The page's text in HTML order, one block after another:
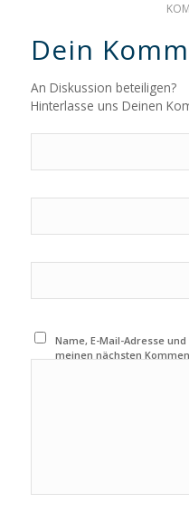
Dein
An Diskussion beteiligen?
Hinterlasse uns Deinen
Name, E-Mail-Adresse
meinen nächsten